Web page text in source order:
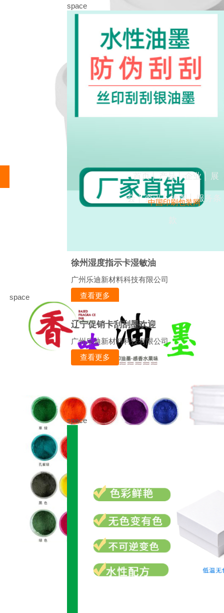
space
徐州湿度指示卡湿敏油
广州乐迪新材料科技有限公司
查看更多
space
辽宁促销卡刮刮墨欢迎
广州乐迪新材料科技有限公司
查看更多
space
首页 产品 企业 展
会 资讯 地图 服务条
款
中国印刷包装网